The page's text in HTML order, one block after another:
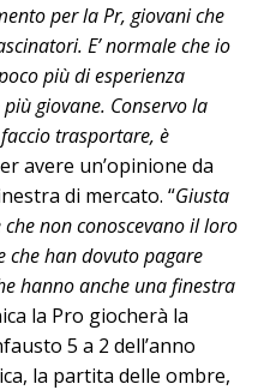
per la Pr, giovani che
E’ normale che io
più di esperienza
giovane. Conservo la
trasportare, è
avere un’opinione da
di mercato. “Giusta
non conoscevano il loro
che han dovuto pagare
hanno anche una finestra
la Pro giocherà la
5 a 2 dell’anno
la partita delle ombre,